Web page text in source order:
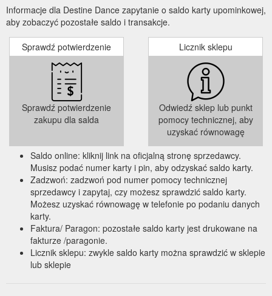
Informacje dla Destine Dance zapytanie o saldo karty upominkowej,
aby zobaczyć pozostałe saldo i transakcje.
Sprawdź potwierdzenie
Sprawdź potwierdzenie
zakupu dla salda
Licznik sklepu
Odwiedź sklep lub punkt
pomocy technicznej, aby
uzyskać równowagę
Saldo online: kliknij link na oficjalną stronę sprzedawcy.
Musisz podać numer karty i pin, aby odzyskać saldo karty.
Zadzwoń: zadzwoń pod numer pomocy technicznej
sprzedawcy i zapytaj, czy możesz sprawdzić saldo karty.
Możesz uzyskać równowagę w telefonie po podaniu danych
karty.
Faktura/ Paragon: pozostałe saldo karty jest drukowane na
fakturze /paragonie.
Licznik sklepu: zwykle saldo karty można sprawdzić w sklepie
lub sklepie